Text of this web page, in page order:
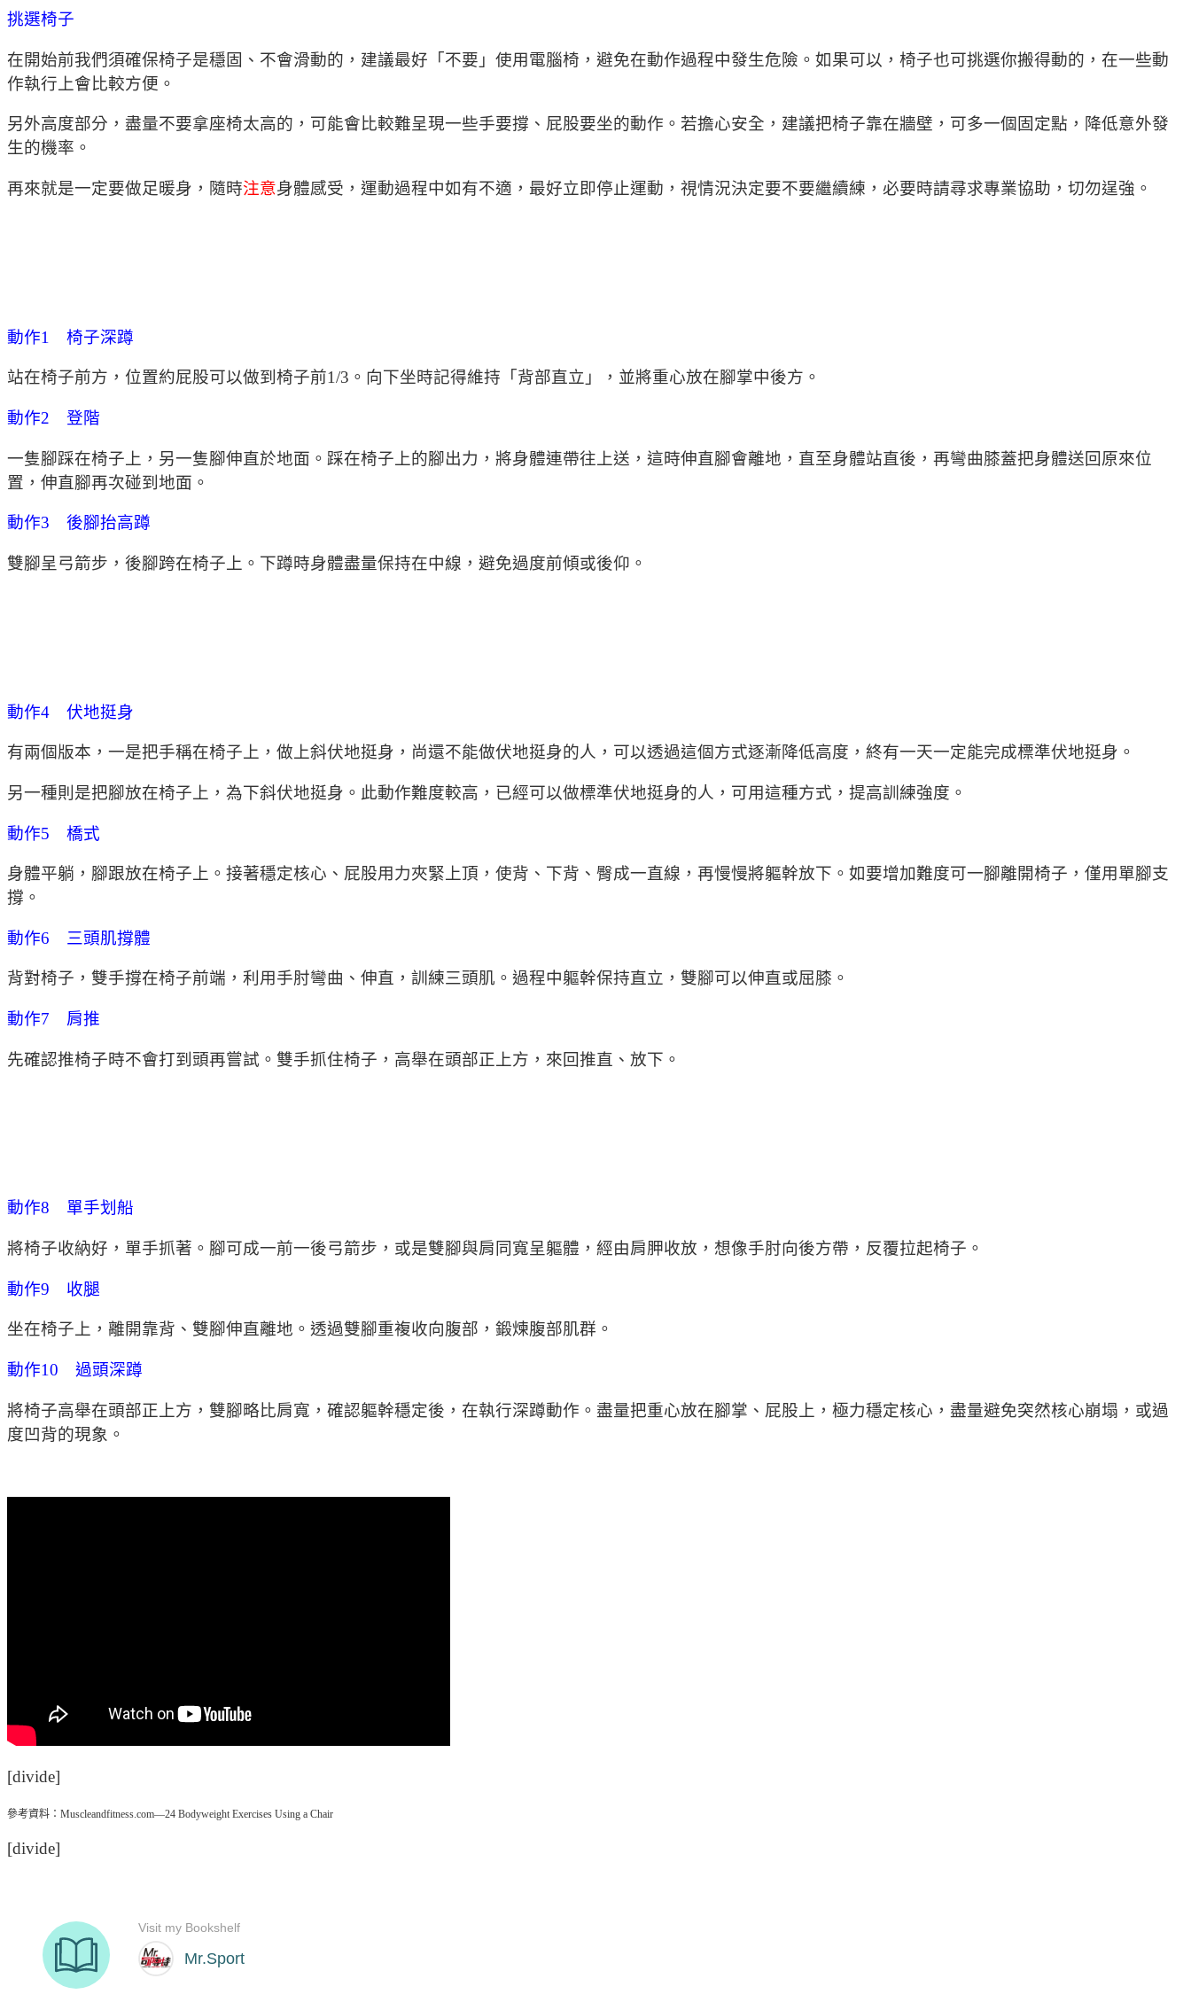
挑選椅子
在開始前我們須確保椅子是穩固、不會滑動的，建議最好「不要」使用電腦椅，避免在動作過程中發生危險。如果可以，椅子也可挑選你搬得動的，在一些動
作執行上會比較方便。
另外高度部分，盡量不要拿座椅太高的，可能會比較難呈現一些手要撐、屁股要坐的動作。若擔心安全，建議把椅子靠在牆壁，可多一個固定點，降低意外發
生的機率。
再來就是一定要做足暖身，隨時注意身體感受，運動過程中如有不適，最好立即停止運動，視情況決定要不要繼續練，必要時請尋求專業協助，切勿逞強。
動作1 椅子深蹲
站在椅子前方，位置約屁股可以做到椅子前1/3。向下坐時記得維持「背部直立」，並將重心放在腳掌中後方。
動作2 登階
一隻腳踩在椅子上，另一隻腳伸直於地面。踩在椅子上的腳出力，將身體連帶往上送，這時伸直腳會離地，直至身體站直後，再彎曲膝蓋把身體送回原來位
置，伸直腳再次碰到地面。
動作3 後腳抬高蹲
雙腳呈弓箭步，後腳跨在椅子上。下蹲時身體盡量保持在中線，避免過度前傾或後仰。
動作4 伏地挺身
有兩個版本，一是把手稱在椅子上，做上斜伏地挺身，尚還不能做伏地挺身的人，可以透過這個方式逐漸降低高度，終有一天一定能完成標準伏地挺身。
另一種則是把腳放在椅子上，為下斜伏地挺身。此動作難度較高，已經可以做標準伏地挺身的人，可用這種方式，提高訓練強度。
動作5 橋式
身體平躺，腳跟放在椅子上。接著穩定核心、屁股用力夾緊上頂，使背、下背、臀成一直線，再慢慢將軀幹放下。如要增加難度可一腳離開椅子，僅用單腳支
撐。
動作6 三頭肌撐體
背對椅子，雙手撐在椅子前端，利用手肘彎曲、伸直，訓練三頭肌。過程中軀幹保持直立，雙腳可以伸直或屈膝。
動作7 肩推
先確認推椅子時不會打到頭再嘗試。雙手抓住椅子，高舉在頭部正上方，來回推直、放下。
動作8 單手划船
將椅子收納好，單手抓著。腳可成一前一後弓箭步，或是雙腳與肩同寬呈軀體，經由肩胛收放，想像手肘向後方帶，反覆拉起椅子。
動作9 收腿
坐在椅子上，離開靠背、雙腳伸直離地。透過雙腳重複收向腹部，鍛煉腹部肌群。
動作10 過頭深蹲
將椅子高舉在頭部正上方，雙腳略比肩寬，確認軀幹穩定後，在執行深蹲動作。盡量把重心放在腳掌、屁股上，極力穩定核心，盡量避免突然核心崩塌，或過
度凹背的現象。
[divide]
參考資料：Muscleandfitness.com—24 Bodyweight Exercises Using a Chair
[divide]